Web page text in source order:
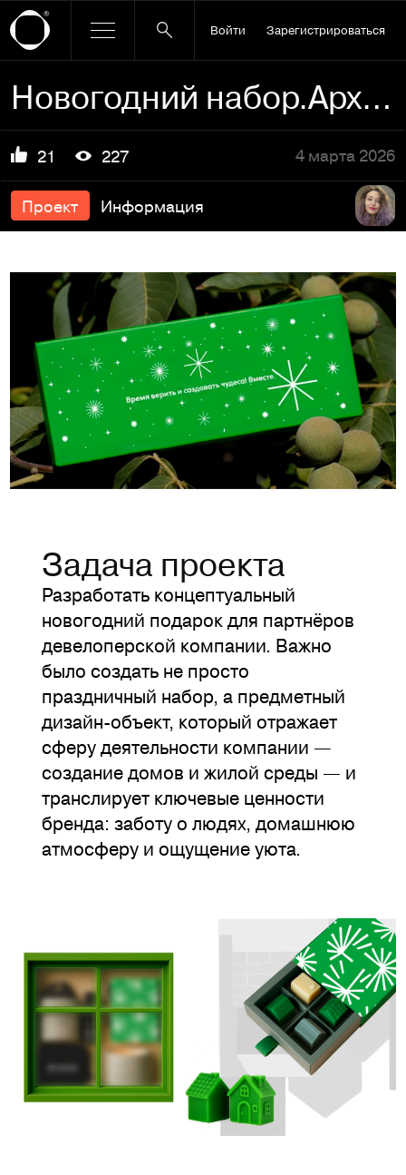
Войти Зарегистрироваться
Новогодний набор.Архитектура уюта
21 227 4 марта 2026
Проект Информация
Задача проекта
Разработать концептуальный
новогодний подарок для партнёров
девелоперской компании. Важно
было создать не просто
праздничный набор, а предметный
дизайн-объект, который отражает
сферу деятельности компании —
создание домов и жилой среды — и
транслирует ключевые ценности
бренда: заботу о людях, домашнюю
атмосферу и ощущение уюта.